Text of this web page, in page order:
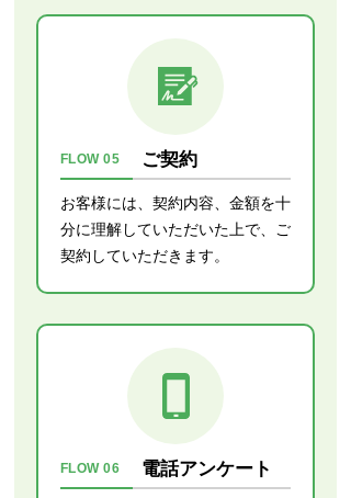
FLOW 05 ご契約
お客様には、契約内容、金額を十
分に理解していただいた上で、ご
契約していただきます。
FLOW 06 電話アンケート